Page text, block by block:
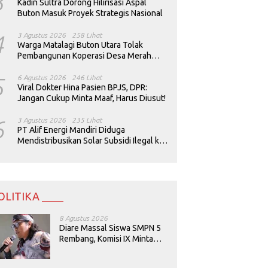
Kadin Sultra Dorong Hilirisasi Aspal
Buton Masuk Proyek Strategis Nasional
3 Agustus 2026 258 Lihat
Warga Matalagi Buton Utara Tolak
Pembangunan Koperasi Desa Merah
6 Agustus 2026 246 Lihat
Viral Dokter Hina Pasien BPJS, DPR:
Jangan Cukup Minta Maaf, Harus Diusut!
3 Agustus 2026 235 Lihat
PT Alif Energi Mandiri Diduga
Mendistribusikan Solar Subsidi Ilegal ke
____
8 Agustus 2026
Diare Massal Siswa SMPN 5
Rembang, Komisi IX Minta